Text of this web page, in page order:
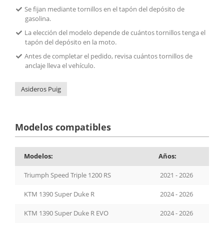
Se fijan mediante tornillos en el tapón del depósito de
gasolina.
La elección del modelo depende de cuántos tornillos tenga el
tapón del depósito en la moto.
Antes de completar el pedido, revisa cuántos tornillos de
anclaje lleva el vehículo.
Asideros Puig
Modelos compatibles
Modelos: Años:
Triumph Speed Triple 1200 RS 2021 - 2026
KTM 1390 Super Duke R 2024 - 2026
KTM 1390 Super Duke R EVO 2024 - 2026